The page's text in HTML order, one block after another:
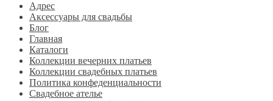
Адрес
Аксессуары для свадьбы
Блог
Главная
Каталоги
Коллекции вечерних платьев
Коллекции свадебных платьев
Политика конфеденциальности
Свадебное ателье